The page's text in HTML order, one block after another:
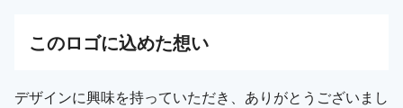
このロゴに込めた想い
デザインに興味を持っていただき、ありがとうございまし